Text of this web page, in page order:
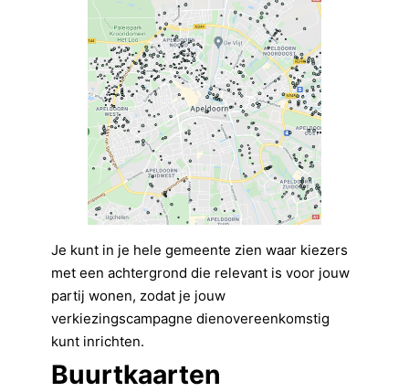
Je kunt in je hele gemeente zien waar kiezers
met een achtergrond die relevant is voor jouw
partij wonen, zodat je jouw
verkiezingscampagne dienovereenkomstig
kunt inrichten.
Buurtkaarten